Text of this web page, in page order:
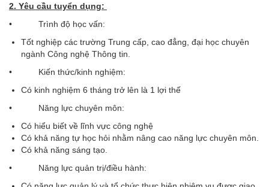
2. Yêu cầu tuyển dụng:
• Trình độ học vấn:
Tốt nghiệp các trường Trung cấp, cao đẳng, đại học chuyên
ngành Công nghệ Thông tin.
• Kiến thức/kinh nghiệm:
Có kinh nghiệm 6 tháng trở lên là 1 lợi thế
• Năng lực chuyên môn:
Có hiểu biết về lĩnh vực công nghệ
Có khả năng tự học hỏi nhằm nâng cao năng lực chuyên môn.
Có khả năng sáng tạo.
• Năng lực quản trị/điều hành: